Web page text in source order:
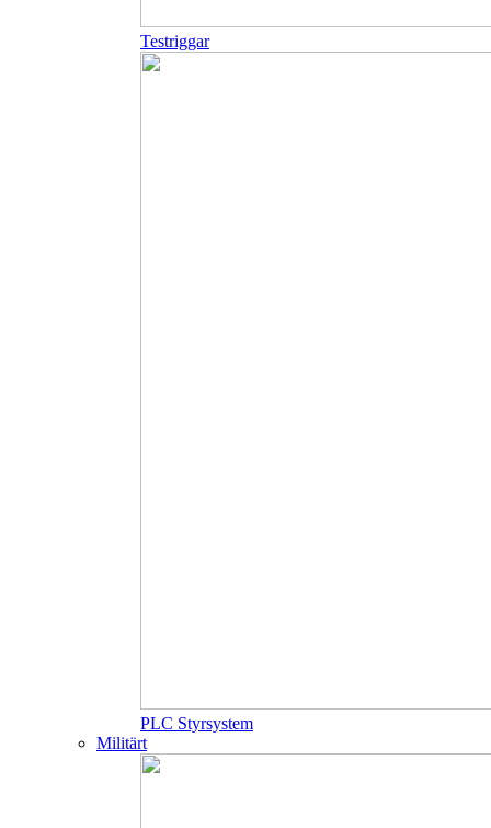
Testriggar
PLC Styrsystem
Militärt